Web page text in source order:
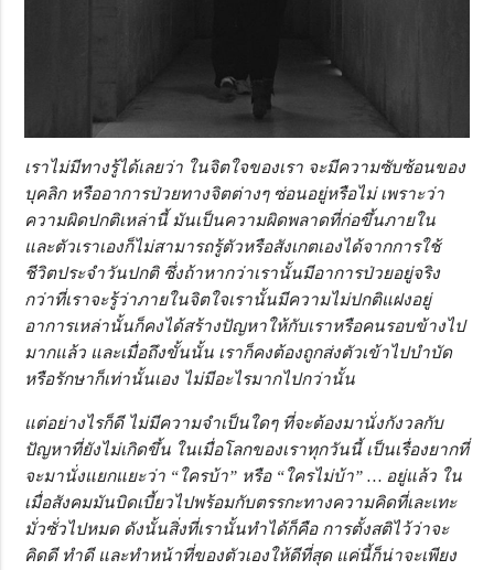
เราไม่มีทางรู้ได้เลยว่า ในจิตใจของเรา จะมีความซับซ้อนของ
บุคลิก หรืออาการป่วยทางจิตต่างๆ ซ่อนอยู่หรือไม่ เพราะว่า
ความผิดปกติเหล่านี้ มันเป็นความผิดพลาดที่ก่อขึ้นภายใน
และตัวเราเองก็ไม่สามารถรู้ตัวหรือสังเกตเองได้จากการใช้
ชีวิตประจำวันปกติ ซึ่งถ้าหากว่าเรานั้นมีอาการป่วยอยู่จริง
กว่าที่เราจะรู้ว่าภายในจิตใจเรานั้นมีความไม่ปกติแฝงอยู่
อาการเหล่านั้นก็คงได้สร้างปัญหาให้กับเราหรือคนรอบข้างไป
มากแล้ว และเมื่อถึงขั้นนั้น เราก็คงต้องถูกส่งตัวเข้าไปบำบัด
หรือรักษาก็เท่านั้นเอง ไม่มีอะไรมากไปกว่านั้น
แต่อย่างไรก็ดี ไม่มีความจำเป็นใดๆ ที่จะต้องมานั่งกังวลกับ
ปัญหาที่ยังไม่เกิดขึ้น ในเมื่อโลกของเราทุกวันนี้ เป็นเรื่องยากที่
จะมานั่งแยกแยะว่า “ใครบ้า” หรือ “ใครไม่บ้า” … อยู่แล้ว ใน
เมื่อสังคมมันบิดเบี้ยวไปพร้อมกับตรรกะทางความคิดที่เละเทะ
มั่วซั่วไปหมด ดังนั้นสิ่งที่เรานั้นทำได้ก็คือ การตั้งสติไว้ว่าจะ
คิดดี ทำดี และทำหน้าที่ของตัวเองให้ดีที่สุด แค่นี้ก็น่าจะเพียง